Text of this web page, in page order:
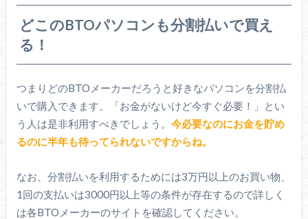
どこのBTOパソコンも分割払いで買え
る！
つまりどのBTOメーカーだろうと好きなパソコンを分割払
いで購入できます。「お金がないけど今すぐ必要！」とい
う人は是非利用すべきでしょう。 今必要なのにお金を貯め
るのに半年も待ってられないですからね。
なお、分割払いを利用するためには3万円以上のお買い物、
1回の支払いは3000円以上等の条件が存在するので詳しく
は各BTOメーカーのサイトを確認してください。